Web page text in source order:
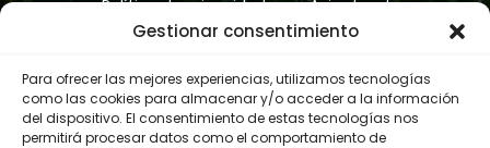
Gestionar consentimiento
Para ofrecer las mejores experiencias, utilizamos tecnologías
como las cookies para almacenar y/o acceder a la información
del dispositivo. El consentimiento de estas tecnologías nos
permitirá procesar datos como el comportamiento de
Política de privacidad
Aviso legal
Accesibilidad
Política de cookies